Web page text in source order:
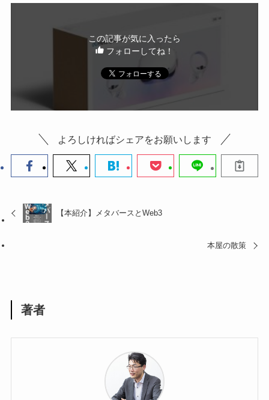
この記事が気に入ったら
フォローしてね！
よろしければシェアをお願いします
【本紹介】メタバースとWeb3
本屋の散策
著者